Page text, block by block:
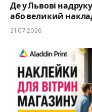
Де у Львові
або великий
21.07.2026